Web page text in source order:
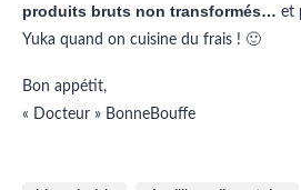
produits bruts non transformés… et
Yuka quand on cuisine du frais ! 🙂
Bon appétit,
« Docteur » BonneBouffe